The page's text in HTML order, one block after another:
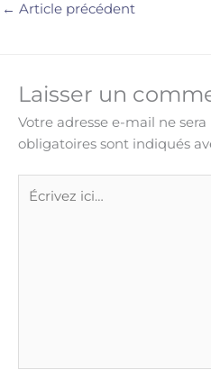
← Article précédent
Laisser un
Votre adresse e-mail ne
obligatoires sont indiqués
ici…